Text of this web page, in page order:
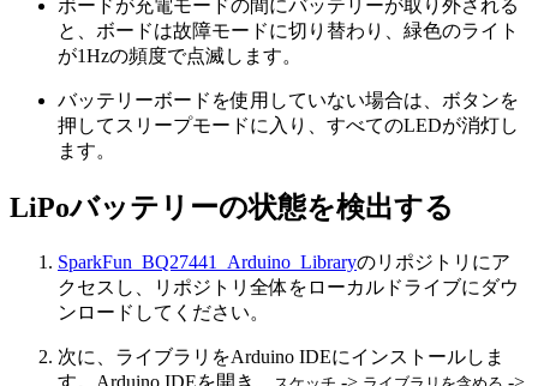
ボードが充電モードの間にバッテリーが取り外される
と、ボードは故障モードに切り替わり、緑色のライト
が1Hzの頻度で点滅します。
バッテリーボードを使用していない場合は、ボタンを
押してスリープモードに入り、すべてのLEDが消灯し
ます。
LiPoバッテリーの状態を検出する
SparkFun_BQ27441_Arduino_Libraryのリポジトリにア
クセスし、リポジトリ全体をローカルドライブにダウ
ンロードしてください。
次に、ライブラリをArduino IDEにインストールしま
す。Arduino IDEを開き、
-> ->